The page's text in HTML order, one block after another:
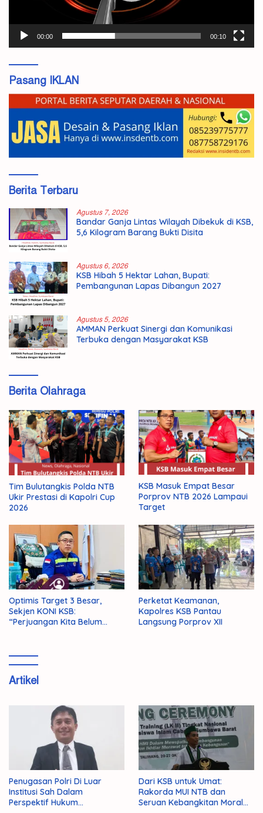
00:00 00:10
Pasang IKLAN
Berita Terbaru
Agustus 7, 2026
Bandar Ganja Lintas Wilayah Dibekuk di KSB,
5,6 Kilogram Barang Bukti Disita
Agustus 6, 2026
KSB Hibah 5 Hektar Lahan, Bupati:
Pembangunan Lapas Dibangun 2027
Agustus 5, 2026
AMMAN Perkuat Sinergi dan Komunikasi
Terbuka dengan Masyarakat KSB
Berita Olahraga
Tim Bulutangkis Polda NTB
Ukir Prestasi di Kapolri Cup
2026
KSB Masuk Empat Besar
Porprov NTB 2026 Lampaui
Target
Optimis Target 3 Besar,
Sekjen KONI KSB:
“Perjuangan Kita Belum
Perketat Keamanan,
Kapolres KSB Pantau
Langsung Porprov XII
Artikel
Penugasan Polri Di Luar
Institusi Sah Dalam
Perspektif Hukum
Dari KSB untuk Umat:
Rakorda MUI NTB dan
Seruan Kebangkitan Moral